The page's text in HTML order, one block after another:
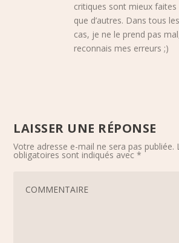
critiques sont mieux faites
que d’autres. Dans tous les
cas, je ne le prend pas
reconnais mes erreurs ;)
LAISSER UNE RÉPONSE
Votre adresse e-mail ne sera pas publiée.
obligatoires sont indiqués avec*